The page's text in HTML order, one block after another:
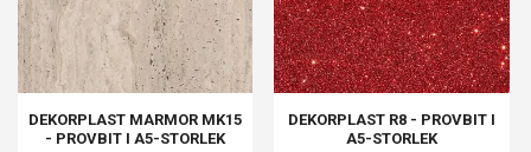
DEKORPLAST MARMOR MK15
- PROVBIT I A5-STORLEK
DEKORPLAST R8 - PROVBIT I
A5-STORLEK